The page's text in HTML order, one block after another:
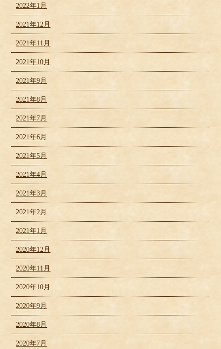
2022年1月
2021年12月
2021年11月
2021年10月
2021年9月
2021年8月
2021年7月
2021年6月
2021年5月
2021年4月
2021年3月
2021年2月
2021年1月
2020年12月
2020年11月
2020年10月
2020年9月
2020年8月
2020年7月